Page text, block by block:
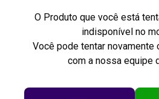
O Produto que você está
indisponível no
Você pode tentar novamente
com a nossa equipe